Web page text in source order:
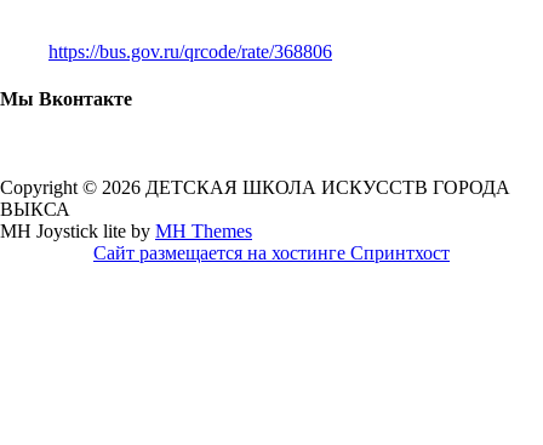
https://bus.gov.ru/qrcode/rate/368806
Мы Вконтакте
Copyright © 2026 ДЕТСКАЯ ШКОЛА ИСКУССТВ ГОРОДА
ВЫКСА
MH Joystick lite by MH Themes
Сайт размещается на хостинге Спринтхост